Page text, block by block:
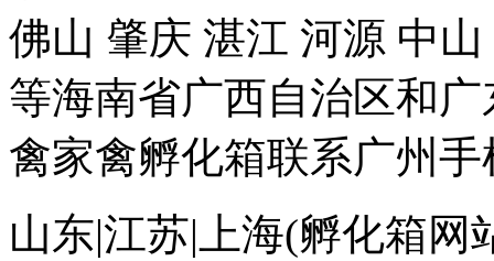
佛山 肇庆 湛江 河源 中
等海南省广西自治区和
禽家禽孵化箱联系广州手
山东|江苏|上海(孵化箱网